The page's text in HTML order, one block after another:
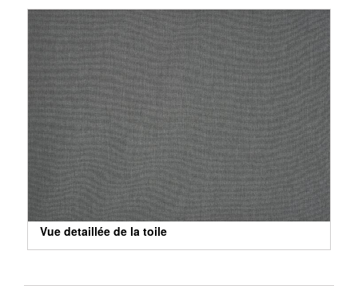
Vue detaillée de la toile